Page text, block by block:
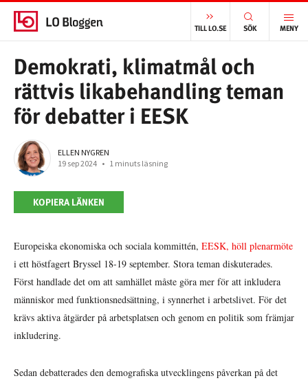
TILL LO.SE SÖK MENY
START/ DEMOKRATI, KLIMATMÅL OCH RÄTTVIS LIKABEHANDLING TEMAN FÖR DEBATTER I EESK
Demokrati, klimatmål och
rättvis likabehandling teman
för debatter i EESK
ELLEN NYGREN
19 sep 2024 • 1 minuts läsning
KOPIERA LÄNKEN
Europeiska ekonomiska och sociala kommittén, EESK, höll plenarmöte
i ett höstfagert Bryssel 18-19 september. Stora teman diskuterades.
Först handlade det om att samhället måste göra mer för att inkludera
människor med funktionsnedsättning, i synnerhet i arbetslivet. För det
krävs aktiva åtgärder på arbetsplatsen och genom en politik som främjar
inkludering.
Sedan debatterades den demografiska utvecklingens påverkan på det